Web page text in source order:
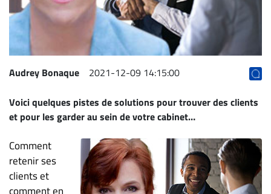
CARRIÈRE
ET
EMPLOIS
ET
JURISTES
Offres
d'emploi
Formation
Continue
Audrey Bonaque 2021-12-09 14:15:00
Voici quelques pistes de solutions pour trouver des clients
et pour les garder au sein de votre cabinet…
Comment
retenir ses
clients et
comment en